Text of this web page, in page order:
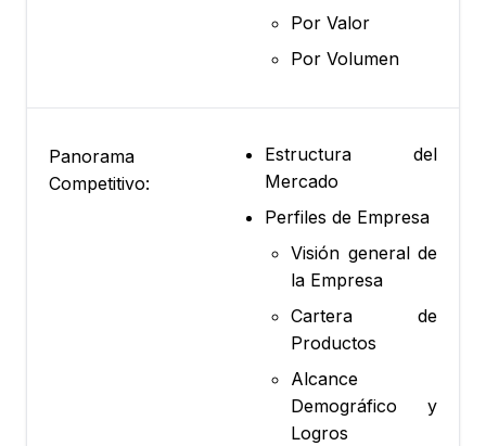
Por Valor
Por Volumen
Panorama
Competitivo:
Estructura del
Mercado
Perfiles de Empresa
Visión general de
la Empresa
Cartera de
Productos
Alcance
Demográfico y
Logros